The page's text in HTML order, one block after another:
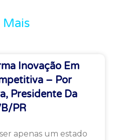
Mais
Inovação Em
– Por
Presidente Da
PR
apenas um estado